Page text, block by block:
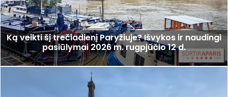
Ką veikti šį trečiadienį Paryžiuje? Išvykos ir naudingi
pasiūlymai 2026 m. rugpjūčio 12 d.